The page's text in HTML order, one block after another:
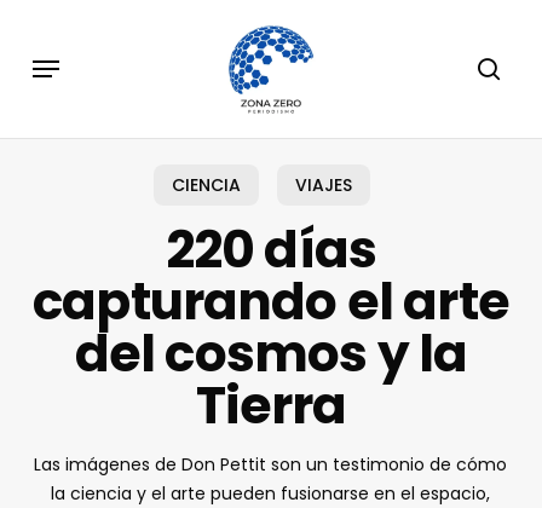
main
Menu
CIENCIA VIAJES
220 días
capturando el arte
del cosmos y la
Tierra
Las imágenes de Don Pettit son un testimonio de cómo
la ciencia y el arte pueden fusionarse en el espacio,